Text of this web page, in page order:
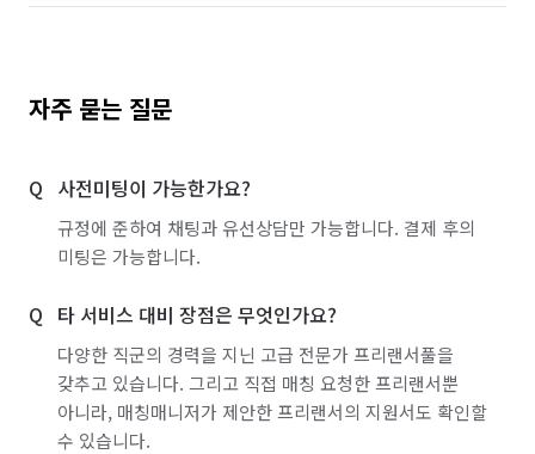
자주 묻는 질문
사전미팅이 가능한가요?
규정에 준하여 채팅과 유선상담만 가능합니다. 결제 후의
미팅은 가능합니다.
타 서비스 대비 장점은 무엇인가요?
다양한 직군의 경력을 지닌 고급 전문가 프리랜서풀을
갖추고 있습니다. 그리고 직접 매칭 요청한 프리랜서뿐
아니라, 매칭매니저가 제안한 프리랜서의 지원서도 확인할
수 있습니다.